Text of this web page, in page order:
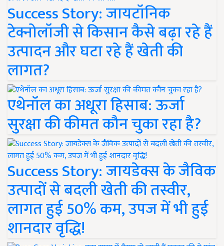
Success Story: जायटॉनिक
टेक्नोलॉजी से किसान कैसे बढ़ा रहे हैं
उत्पादन और घटा रहे हैं खेती की
लागत?
एथेनॉल का अधूरा हिसाब: ऊर्जा
सुरक्षा की कीमत कौन चुका रहा है?
Success Story: जायडेक्स के जैविक
उत्पादों से बदली खेती की तस्वीर,
लागत हुई 50% कम, उपज में भी हुई
शानदार वृद्धि!